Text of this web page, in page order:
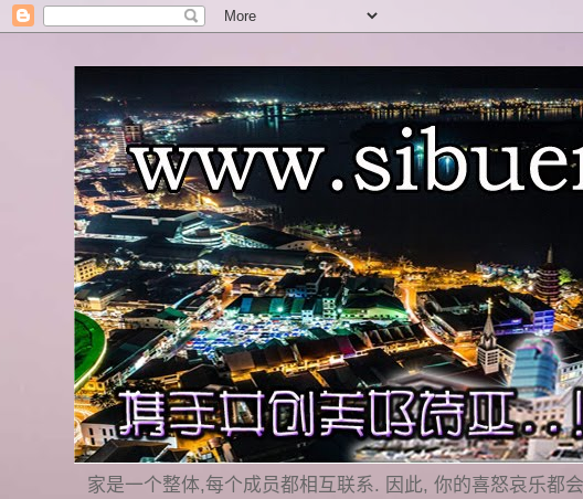
家是一个整体,每个成员都相互联系. 因此, 你的喜怒哀乐都